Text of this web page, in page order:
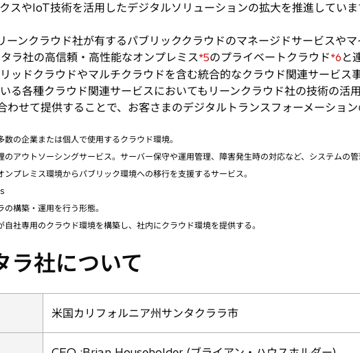
スやIoT技術を活用したデジタルソリューションの拡大を推進していま
ーンクラウド社が有するパブリッククラウドのマネージドサービスや
ラ社の高信頼・高性能なオンプレミス*5のプライベートクラウド*6 と
ッドクラウドやマルチクラウドを含む統合的なクラウド関連サービス
る各種クラウド関連サービスにおいてもリーンクラウド社の技術の活
せて提供することで、お客さまのデジタルトランスフォーメーション
の企業または個人で使用するクラウド環境。
のアウトソーシングサービス。サーバー保守や運用管理、障害発生時の対応など、システムの管
プレミス環境からパブリック環境への移行を支援するサービス。
構築・運用を行う形態。
社専用のクラウド環境を構築し、社内にクラウド環境を提供する。
ラ社について
米国カリフォルニア州サンタクララ市